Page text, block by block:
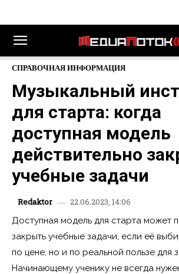
СПРАВОЧНАЯ ИНФОРМАЦИЯ
Музыкальный
для старта: когда
доступная модель
действительно
учебные задачи
Redaktor
22.06.2023, 14:06
Доступная модель для старта может
закрыть учебные задачи, если её
по цене, но и по реальной пользе для
Начинающему ученику не всегда